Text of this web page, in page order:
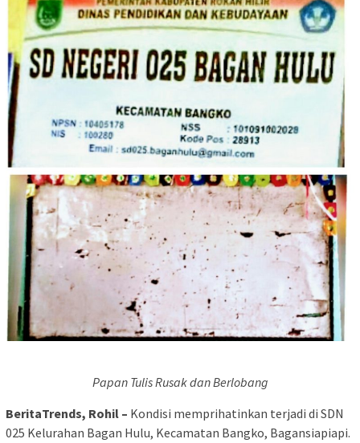
Papan Tulis Rusak dan Berlobang
BeritaTrends, Rohil – Kondisi memprihatinkan terjadi di SDN
025 Kelurahan Bagan Hulu, Kecamatan Bangko, Bagansiapiapi.